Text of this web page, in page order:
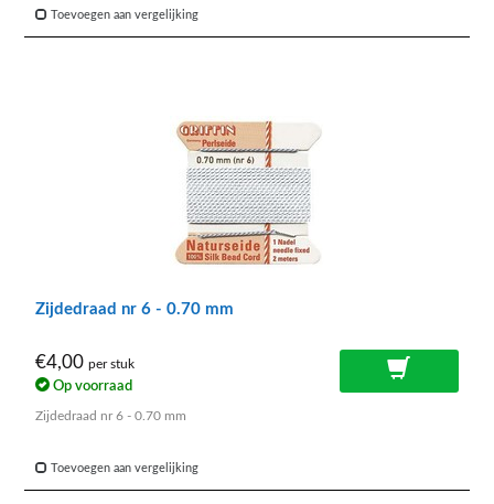
Toevoegen aan vergelijking
Zijdedraad nr 6 - 0.70 mm
€4,00 per stuk
Op voorraad
Zijdedraad nr 6 - 0.70 mm
Toevoegen aan vergelijking